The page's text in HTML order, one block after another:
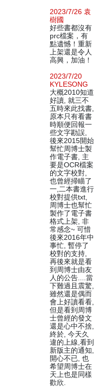
2023/7/26 袁
樹國
好些書都沒有
prc檔案，有
點遺憾！重新
上架還是令人
高興，加油！
2023/7/20
KYLESONG
大概2010知道
好讀, 就三不
五時來此找書,
原本只有看書
時順便回報一
些文字勘誤,
後來2015開始
幫忙周博士製
作電子書, 主
要是OCR檔案
的文字校對,
也曾經掃瞄了
一,二本書進行
校對提供txt,
周博士也幫忙
製作了電子書
格式上架, 非
常感念~ 可惜
後來2016年中
事忙, 暫停了
校對的支持,
再後來就是看
到周博士由友
人的公告....當
下難過且震驚,
雖然還是偶而
會上好讀看看,
但是看到周博
士曾經的發文
還是心中不捨,
終於, 今天久
違的上線,看到
新版主的通知,
開心不已, 也
希望周博士在
天上也是同樣
歡欣.